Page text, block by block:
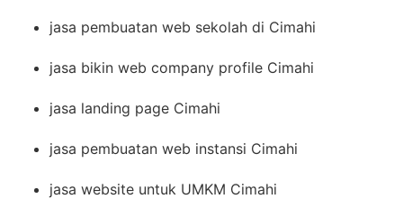
jasa pembuatan web sekolah di Cimahi
jasa bikin web company profile Cimahi
jasa landing page Cimahi
jasa pembuatan web instansi Cimahi
jasa website untuk UMKM Cimahi